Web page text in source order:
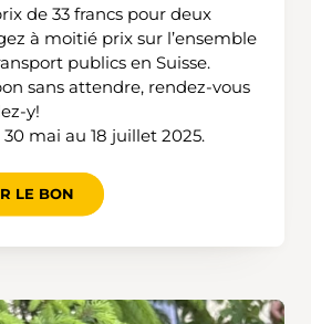
de 33 francs pour deux
à moitié prix sur l’ensemble
publics en Suisse.
sans attendre, rendez-vous
y!
mai au 18 juillet 2025.
LE BON